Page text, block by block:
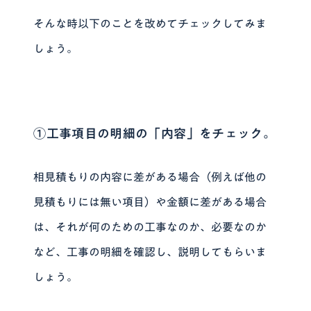
そんな時以下のことを改めてチェックしてみま
しょう。
①工事項目の明細の「内容」をチェック。
相見積もりの内容に差がある場合（例えば他の
見積もりには無い項目）や金額に差がある場合
は、それが何のための工事なのか、必要なのか
など、工事の明細を確認し、説明してもらいま
しょう。